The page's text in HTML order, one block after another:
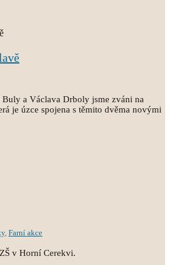
a Václava Drboly jsme zváni na
je úzce spojena s těmito dvěma novými
, Farní akce
v Horní Cerekvi.